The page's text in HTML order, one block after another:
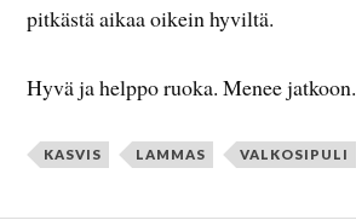
pitkästä aikaa oikein hyviltä.
Hyvä ja helppo ruoka. Menee jatkoon.
KASVIS LAMMAS VALKOSIPULI